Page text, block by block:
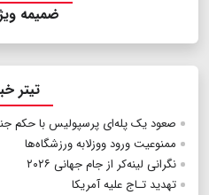
ضمیمه
تیتر
صعود یک پله‌ای پرسپولیس با حکم
ممنوعیت ورود ووزلابه ورزشگاه‌ها
نگرانی لینه‌کر از جام جهانی ۲۰۲۶
تهدید تـاج علیه آمریکا